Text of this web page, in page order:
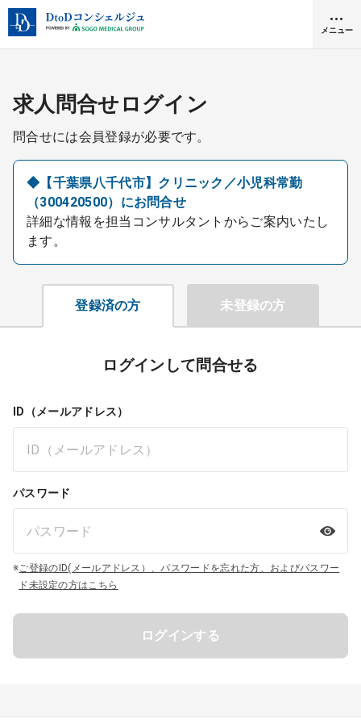
メニュー
クリニック開業
DtoDとは
お問合せ
医院の譲渡・売却をお考えの方
採用をお考えの医療機関の方
求人問合せログイン
問合せには会員登録が必要です。
◆【千葉県八千代市】クリニック／小児科常勤
（300420500）にお問合せ
詳細な情報を担当コンサルタントからご案内いたし
ます。
登録済の方 未登録の方
ログインして問合せる
ID（メールアドレス）
パスワード
※ご登録のID(メールアドレス）、パスワードを忘れた方、およびパスワー
ド未設定の方はこちら
ログインする